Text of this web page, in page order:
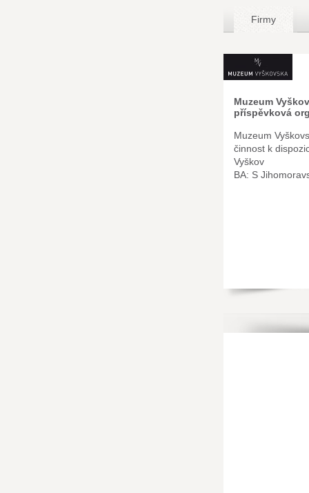
Firmy
Muzeum
příspěvková
Muzeum
činnost k
Vyškov
BA: S